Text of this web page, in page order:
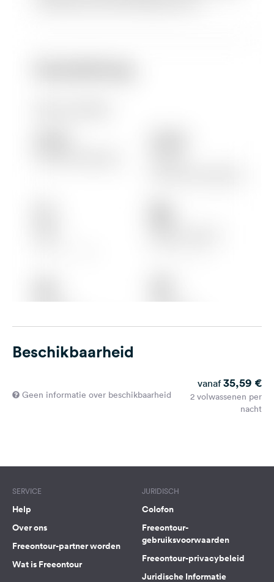
Beschikbaarheid
Geen informatie over beschikbaarheid
vanaf 35,59 €
2 volwassenen per
nacht
SERVICE
Help
Over ons
Freeontour-partner worden
Wat is Freeontour
JURIDISCH
Colofon
Freeontour-
gebruiksvoorwaarden
Freeontour-privacybeleid
Juridische Informatie